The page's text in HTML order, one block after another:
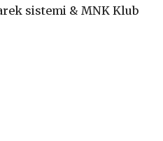
sistemi & MNK Klub